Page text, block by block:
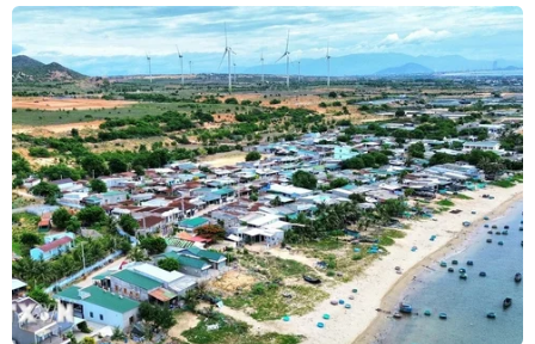
hội học tập và điều trị
30/07/2026 13:53
Bé trai 7 tuổi được ghép thận xuyên
Việt từ người hiến chết não
30/07/2026 12:52
Lâm Đồng rà soát toàn bộ cơ sở kinh
doanh thức ăn đường phố sau các vụ